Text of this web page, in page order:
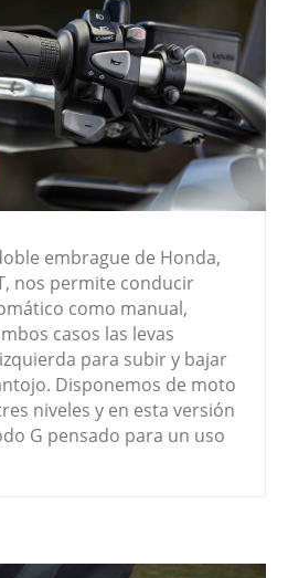
embrague de Honda,
nos permite conducir
como manual,
casos las levas
para subir y bajar
Disponemos de moto
niveles y en esta versión
G pensado para un uso